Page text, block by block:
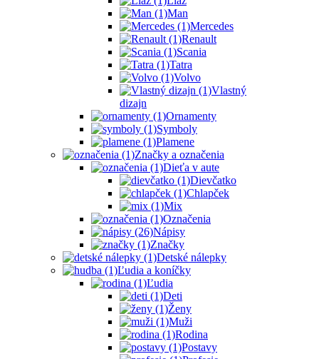
Man
Mercedes
Renault
Scania
Tatra
Volvo
Vlastný
dizajn
Ornamenty
Symboly
Plamene
Značky a označenia
Dieťa v aute
Dievčatko
Chlapček
Mix
Označenia
Nápisy
Značky
Detské nálepky
Ľudia a koníčky
Ľudia
Deti
Ženy
Muži
Rodina
Postavy